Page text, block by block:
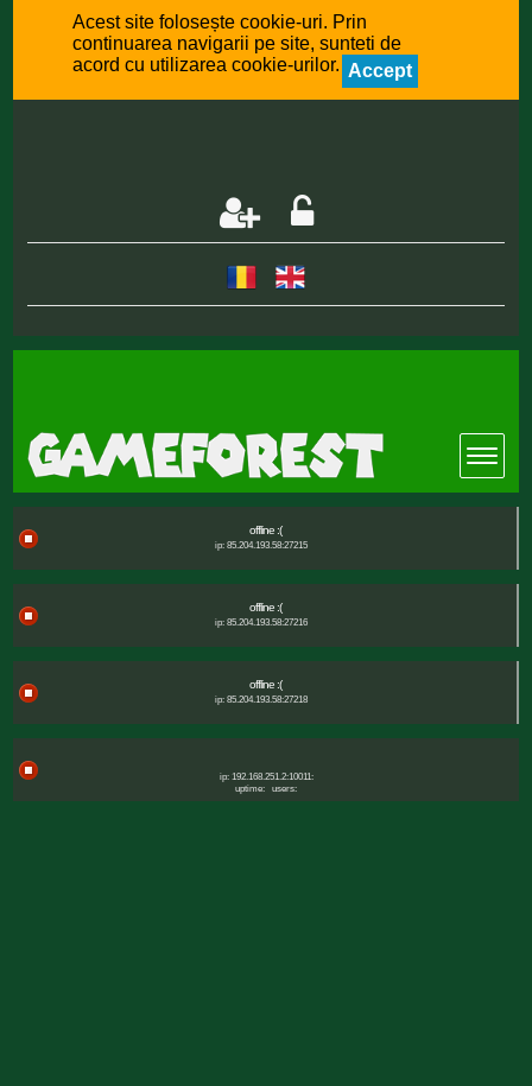
Acest site folosește cookie-uri. Prin
continuarea navigarii pe site, sunteti de
acord cu utilizarea cookie-urilor. Accept
offline :(
ip: 85.204.193.58:27215
offline :(
ip: 85.204.193.58:27216
offline :(
ip: 85.204.193.58:27218
ip: 192.168.251.2:10011:
uptime:
users: